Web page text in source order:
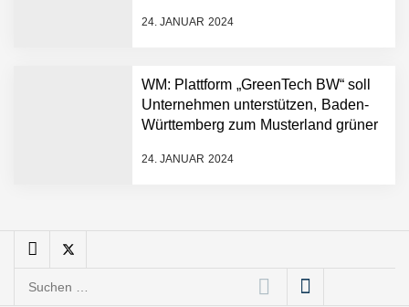
24. JANUAR 2024
WM: Plattform „GreenTech BW“ soll
Unternehmen unterstützen, Baden-
Württemberg zum Musterland grüner
24. JANUAR 2024
Maximilian Mack von Pyck
Generation von Warehouse
Software – flexibel, offen,
Suchen